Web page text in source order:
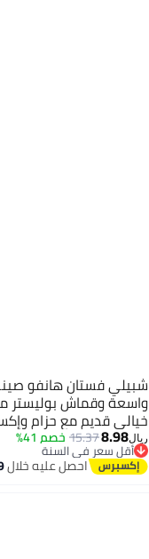
شبيلي فستان هانفو
واسعة وقماش بوليستر
خيالي قديم مع حزام
للعروض الثقافية وحفل
المسرحية
ريال8.98
15.37خصم 41%
أقل سعر في السنة
أقل سعر في السنة
احصل عليه خلال9 -